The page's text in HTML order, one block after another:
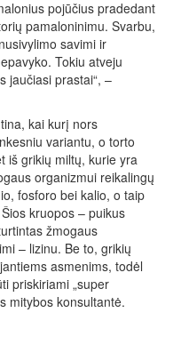
pojūčius pradedant
pamaloninimu. Svarbu,
savimi ir
Tokiu atveju
jaučiasi prastai“, –
kai kurį nors
variantu, o torto
iš grikių miltų, kurie yra
organizmui reikalingų
fosforo bei kalio, o taip
kruopos – puikus
žmogaus
– lizinu. Be to, grikių
asmenims, todėl
priskiriami „super
mitybos konsultantė.